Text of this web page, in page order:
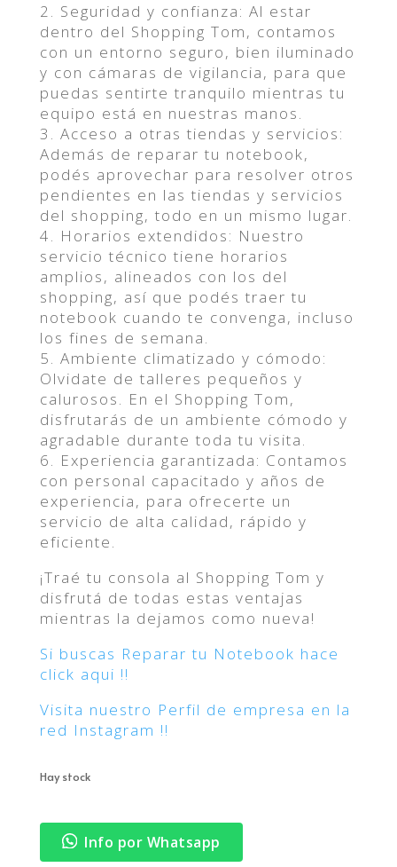
2. Seguridad y confianza: Al estar
dentro del Shopping Tom, contamos
con un entorno seguro, bien iluminado
y con cámaras de vigilancia, para que
puedas sentirte tranquilo mientras tu
equipo está en nuestras manos.
3. Acceso a otras tiendas y servicios:
Además de reparar tu notebook,
podés aprovechar para resolver otros
pendientes en las tiendas y servicios
del shopping, todo en un mismo lugar.
4. Horarios extendidos: Nuestro
servicio técnico tiene horarios
amplios, alineados con los del
shopping, así que podés traer tu
notebook cuando te convenga, incluso
los fines de semana.
5. Ambiente climatizado y cómodo:
Olvidate de talleres pequeños y
calurosos. En el Shopping Tom,
disfrutarás de un ambiente cómodo y
agradable durante toda tu visita.
6. Experiencia garantizada: Contamos
con personal capacitado y años de
experiencia, para ofrecerte un
servicio de alta calidad, rápido y
eficiente.
¡Traé tu consola al Shopping Tom y
disfrutá de todas estas ventajas
mientras la dejamos como nueva!
Si buscas Reparar tu Notebook hace
click aqui !!
Visita nuestro Perfil de empresa en la
red Instagram !!
Hay stock
Info por Whatsapp